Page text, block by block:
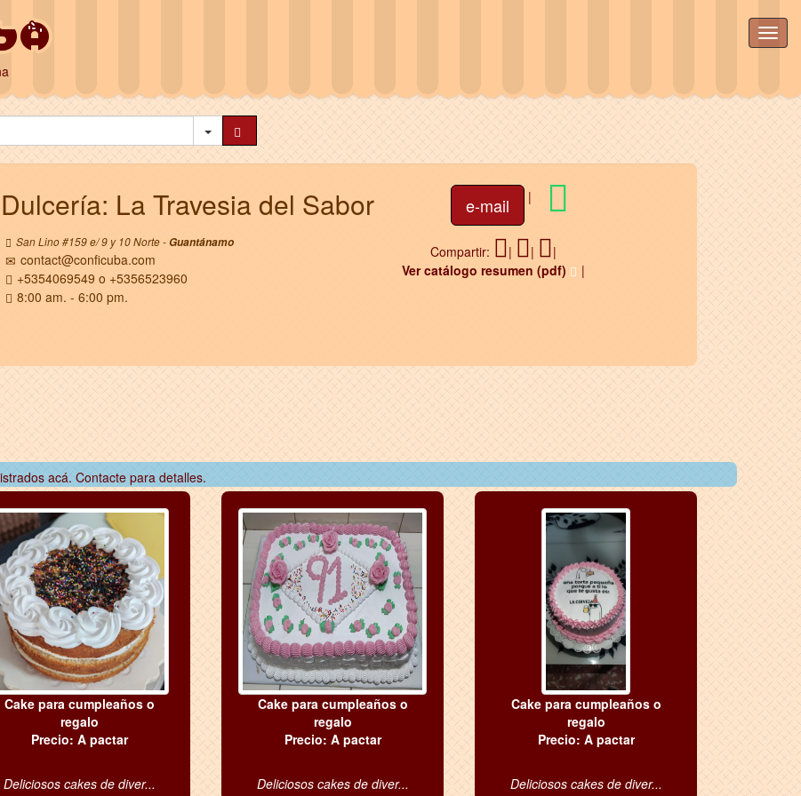
Dulcería: La Travesia del Sabor e-mail |
San Lino #159 e/ 9 y 10 Norte -Guantánamo
contact@conficuba.com
+5354069549 o +5356523960
8:00 am. - 6:00 pm.
Compartir: | |
|
Ver catálogo resumen (pdf)
|
acá. Contacte para detalles.
Cake para cumpleaños o
regalo
Precio: A pactar
Deliciosos cakes de diver...
Cake para cumpleaños o
regalo
Precio: A pactar
Deliciosos cakes de diver...
Cake para cumpleaños o
regalo
Precio: A pactar
Deliciosos cakes de diver...